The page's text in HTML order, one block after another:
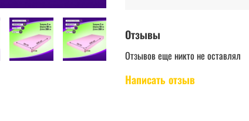
Отзывы
Отзывов еще никто не оставлял
Написать отзыв